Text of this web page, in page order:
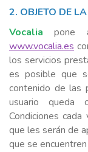
2. OBJETO DE
Vocalia pone
www.vocalia.es
los servicios
es posible que
contenido de las
usuario queda
Condiciones
que les serán de
que se